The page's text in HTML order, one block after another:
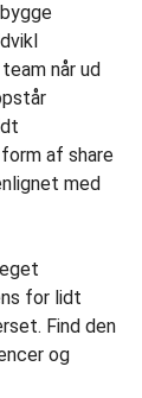
når ud
af share
med
for lidt
Find den
og